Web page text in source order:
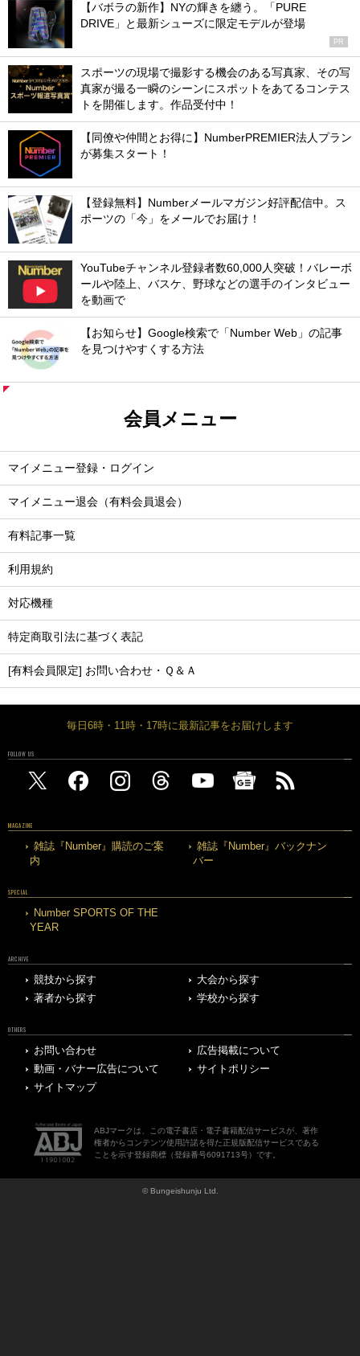
【バボラの新作】NYの輝きを纏う。「PURE
DRIVE」と最新シューズに限定モデルが登場
PR
スポーツの現場で撮影する機会のある写真家、その写
真家が撮る一瞬のシーンにスポットをあてるコンテス
トを開催します。作品受付中！
【同僚や仲間とお得に】NumberPREMIER法人プラン
が募集スタート！
【登録無料】Numberメールマガジン好評配信中。ス
ポーツの「今」をメールでお届け！
YouTubeチャンネル登録者数60,000人突破！バレーボ
ールや陸上、バスケ、野球などの選手のインタビュー
を動画で
【お知らせ】Google検索で「Number Web」の記事
を見つけやすくする方法
会員メニュー
マイメニュー登録・ログイン
マイメニュー退会（有料会員退会）
有料記事一覧
利用規約
対応機種
特定商取引法に基づく表記
[有料会員限定] お問い合わせ・Ｑ＆Ａ
毎日6時・11時・17時に最新記事をお届けします
FOLLOW US
MAGAZINE
雑誌『Number』購読のご案
内
雑誌『Number』バックナン
バー
SPECIAL
Number SPORTS OF THE
YEAR
ARCHIVE
競技から探す
大会から探す
著者から探す
学校から探す
OTHERS
お問い合わせ
広告掲載について
動画・バナー広告について
サイトポリシー
サイトマップ
ABJマークは、この電子書店・電子書籍配信サービスが、著作
権者からコンテンツ使用許諾を得た正規版配信サービスである
ことを示す登録商標（登録番号6091713号）です。
© Bungeishunju Ltd.